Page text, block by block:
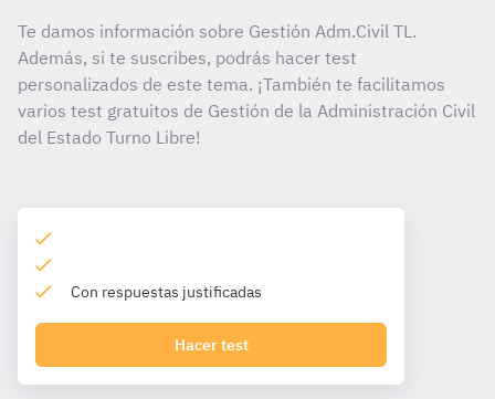
Te damos información sobre Gestión Adm.Civil TL.
Además, si te suscribes, podrás hacer test
personalizados de este tema. ¡También te facilitamos
varios test gratuitos de Gestión de la Administración Civil
del Estado Turno Libre!
Con respuestas justificadas
Hacer test